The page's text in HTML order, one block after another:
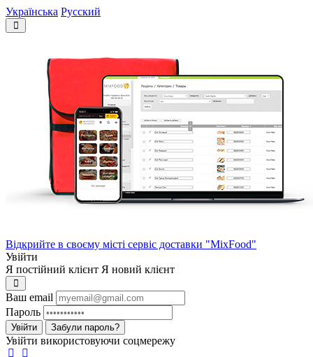
Українська Русский
Відкрийте в своєму місті сервіс доставки "MixFood"
Увійти
Я постійний клієнт Я новий клієнт
Ваш email
Пароль
Увійти Забули пароль?
Увійти використовуючи соцмережу